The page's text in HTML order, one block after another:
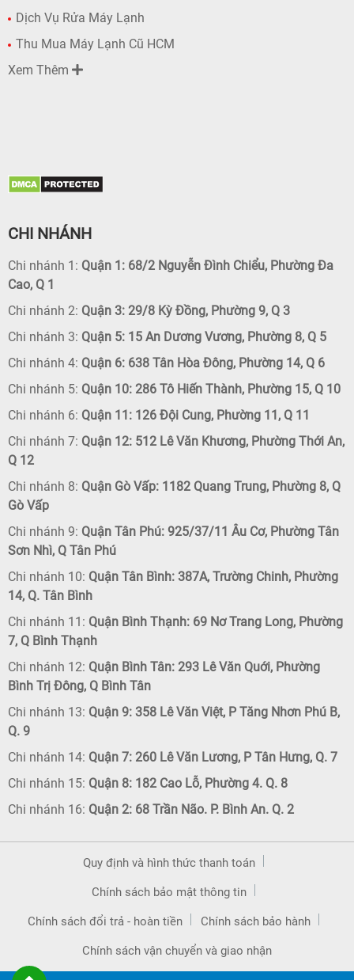
Dịch Vụ Rửa Máy Lạnh
Thu Mua Máy Lạnh Cũ HCM
Xem Thêm
CHI NHÁNH
Chi nhánh 1: Quận 1: 68/2 Nguyễn Đình Chiểu, Phường Đa
Cao, Q 1
Chi nhánh 2: Quận 3: 29/8 Kỳ Đồng, Phường 9, Q 3
Chi nhánh 3: Quận 5: 15 An Dương Vương, Phường 8, Q 5
Chi nhánh 4: Quận 6: 638 Tân Hòa Đông, Phường 14, Q 6
Chi nhánh 5: Quận 10: 286 Tô Hiến Thành, Phường 15, Q 10
Chi nhánh 6: Quận 11: 126 Đội Cung, Phường 11, Q 11
Chi nhánh 7: Quận 12: 512 Lê Văn Khương, Phường Thới An,
Q 12
Chi nhánh 8: Quận Gò Vấp: 1182 Quang Trung, Phường 8, Q
Gò Vấp
Chi nhánh 9: Quận Tân Phú: 925/37/11 Âu Cơ, Phường Tân
Sơn Nhì, Q Tân Phú
Chi nhánh 10: Quận Tân Bình: 387A, Trường Chinh, Phường
14, Q. Tân Bình
Chi nhánh 11: Quận Bình Thạnh: 69 Nơ Trang Long, Phường
7, Q Bình Thạnh
Chi nhánh 12: Quận Bình Tân: 293 Lê Văn Quới, Phường
Bình Trị Đông, Q Bình Tân
Chi nhánh 13: Quận 9: 358 Lê Văn Việt, P Tăng Nhơn Phú B,
Q. 9
Chi nhánh 14: Quận 7: 260 Lê Văn Lương, P Tân Hưng, Q. 7
Chi nhánh 15: Quận 8: 182 Cao Lỗ, Phường 4. Q. 8
Chi nhánh 16: Quận 2: 68 Trần Não. P. Bình An. Q. 2
Quy định và hình thức thanh toán
Chính sách bảo mật thông tin
Chính sách đổi trả - hoàn tiền Chính sách bảo hành
Chính sách vận chuyển và giao nhận